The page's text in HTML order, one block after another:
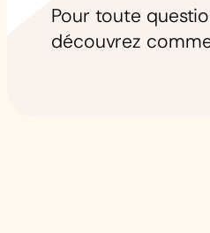
Pour toute
découvrez